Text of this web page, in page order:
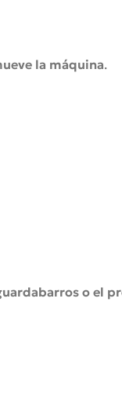
la máquina.
o el